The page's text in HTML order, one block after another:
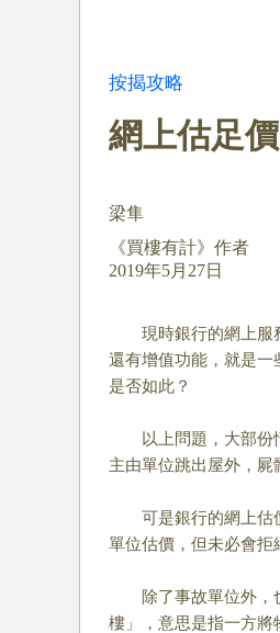
按揭攻略
網上估足
梁隼
《買樓有計》作者
2019年5月27日
現時銀行的網上服務
還有增值功能，就是一
是否如此？
以上問題，大部份情
主由單位跳出屋外，屍
可是銀行的網上估價
單位估價，但未必會拒
除了事故單位外，也
樓」，意思是指一方將